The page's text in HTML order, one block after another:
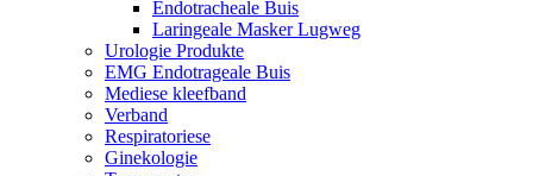
Endotracheale Buis
Laringeale Masker Lugweg
Urologie Produkte
EMG Endotrageale Buis
Mediese kleefband
Verband
Respiratoriese
Ginekologie